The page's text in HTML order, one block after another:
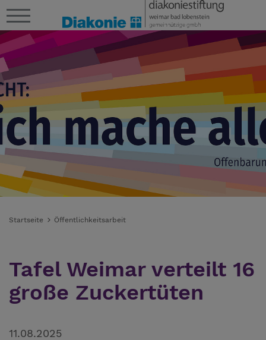
Startseite Öffentlichkeitsarbeit
Tafel Weimar verteilt 16
große Zuckertüten
11.08.2025